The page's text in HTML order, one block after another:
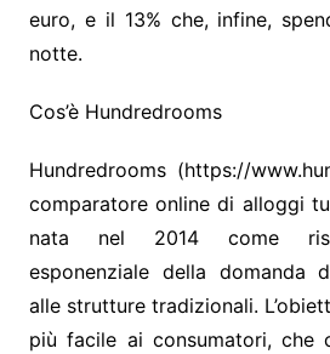
euro, e il 13% che, infine,
notte.
Cos’è Hundredrooms
Hundredrooms (https://
comparatore online di alloggi
nata nel 2014 come
esponenziale della domanda
alle strutture tradizionali.
più facile ai consumatori, che